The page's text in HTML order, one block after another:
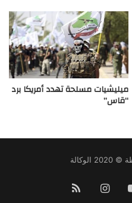
ميليشيات مسلحة تهدد أمريكا برد
“قاس”
يوتيوب انستقرام